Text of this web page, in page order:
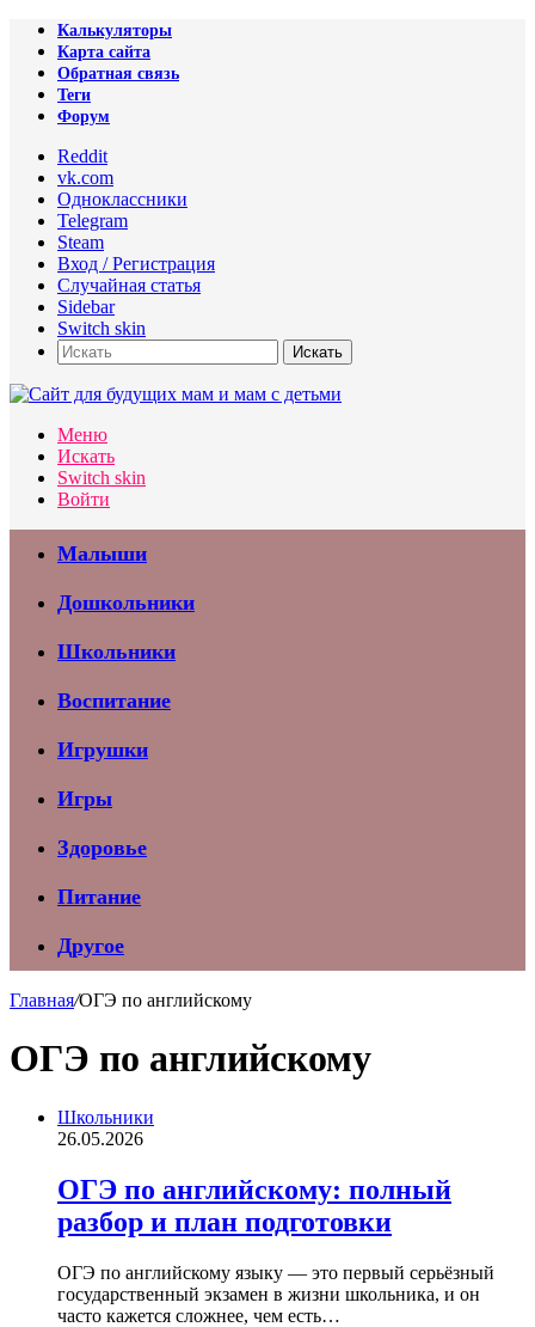
Калькуляторы
Карта сайта
Обратная связь
Теги
Форум
Reddit
vk.com
Одноклассники
Telegram
Steam
Вход / Регистрация
Случайная статья
Sidebar
Switch skin
Искать
Меню
Искать
Switch skin
Войти
Малыши
Дошкольники
Школьники
Воспитание
Игрушки
Игры
Здоровье
Питание
Другое
Главная/ОГЭ по английскому
ОГЭ по английскому
Школьники
26.05.2026
ОГЭ по английскому: полный
разбор и план подготовки
ОГЭ по английскому языку — это первый серьёзный
государственный экзамен в жизни школьника, и он
часто кажется сложнее, чем есть…